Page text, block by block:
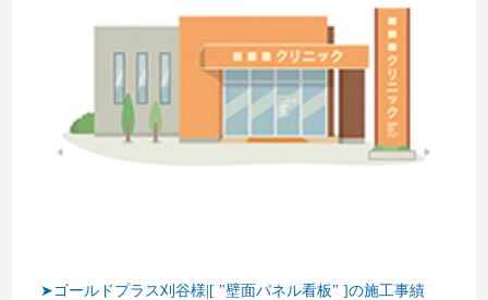
➤ゴールドプラス刈谷様|[ "壁面パネル看板" ]の施工事績